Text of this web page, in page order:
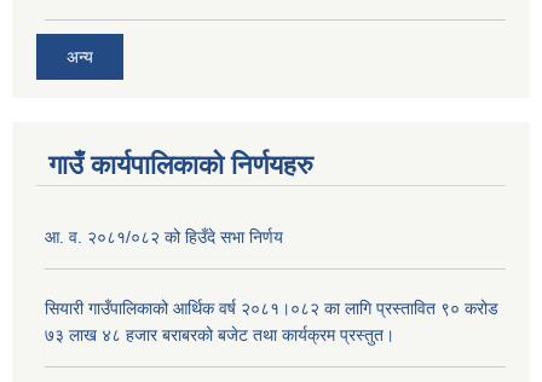
अन्य
गाउँ कार्यपालिकाको निर्णयहरु
आ. व. २०८१/०८२ को हिउँदे सभा निर्णय
सियारी गाउँपालिकाको आर्थिक वर्ष २०८१।०८२ का लागि प्रस्तावित ९० करोड
७३ लाख ४८ हजार बराबरको बजेट तथा कार्यक्रम प्रस्तुत।